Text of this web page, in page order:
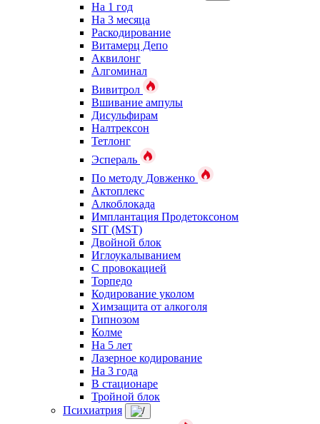
На 1 год
На 3 месяца
Раскодирование
Витамерц Депо
Аквилонг
Алгоминал
Вивитрол
Вшивание ампулы
Дисульфирам
Налтрексон
Тетлонг
Эспераль
По методу Довженко
Актоплекс
Алкоблокада
Имплантация Продетоксоном
SIT (MST)
Двойной блок
Иглоукалыванием
С провокацией
Торпедо
Кодирование уколом
Химзащита от алкоголя
Гипнозом
Колме
На 5 лет
Лазерное кодирование
На 3 года
В стационаре
Тройной блок
Психиатрия